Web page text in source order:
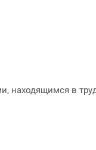
находящимся в